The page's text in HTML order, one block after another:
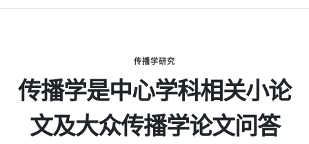
传播学研究
传播学是中心学科相关小论
文及大众传播学论文问答